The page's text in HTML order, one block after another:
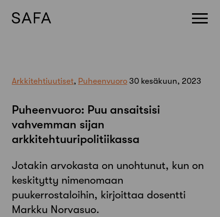
Arkkitehtiuutiset, Puheenvuoro 30 kesäkuun, 2023
Puheenvuoro: Puu ansaitsisi
vahvemman sijan
arkkitehtuuripolitiikassa
Jotakin arvokasta on unohtunut, kun on
keskitytty nimenomaan
puukerrostaloihin, kirjoittaa dosentti
Markku Norvasuo.